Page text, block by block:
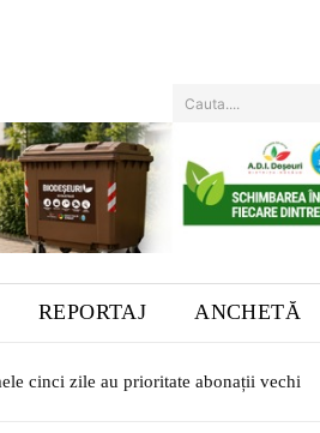
Cauta....
REPORTAJ ANCHETĂ
cinci zile au prioritate abonații vechi
în 7 august